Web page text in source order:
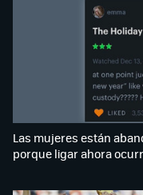
Las mujeres están
porque ligar ahora